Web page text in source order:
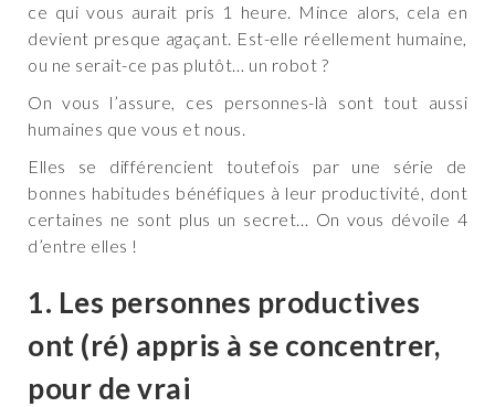
ce qui vous aurait pris 1 heure. Mince alors, cela en
devient presque agaçant. Est-elle réellement humaine,
ou ne serait-ce pas plutôt… un robot ?
On vous l’assure, ces personnes-là sont tout aussi
humaines que vous et nous.
Elles se différencient toutefois par une série de
bonnes habitudes bénéfiques à leur productivité, dont
certaines ne sont plus un secret… On vous dévoile 4
d’entre elles !
1. Les personnes productives
ont (ré) appris à se concentrer,
pour de vrai